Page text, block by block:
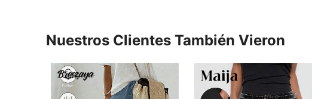
Nuestros Clientes También Vieron